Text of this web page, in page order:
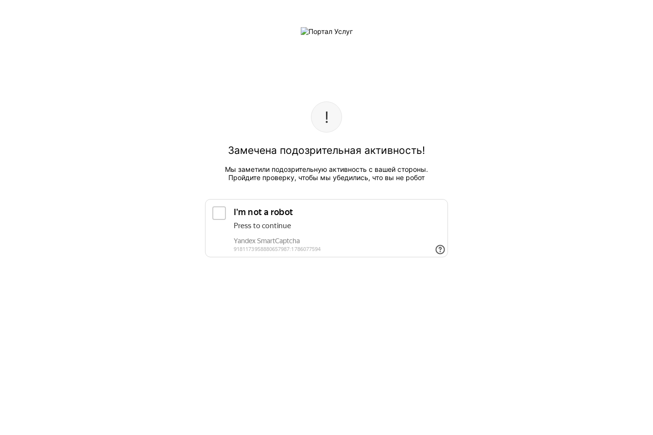
Замечена подозрительная активность!
Мы заметили подозрительную активность с вашей стороны.
Пройдите проверку, чтобы мы убедились, что вы не робот